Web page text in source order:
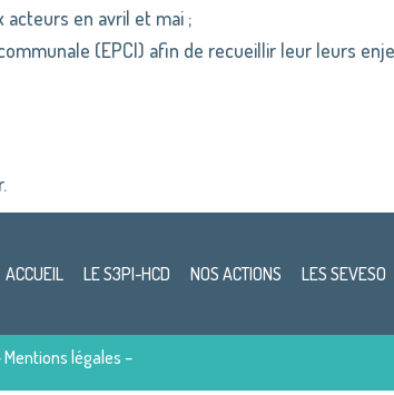
en avril et mai ;
(EPCI) afin de recueillir leur leurs
ACCUEIL LE S3PI-HCD NOS ACTIONS LES SEVESO
Mentions légales –